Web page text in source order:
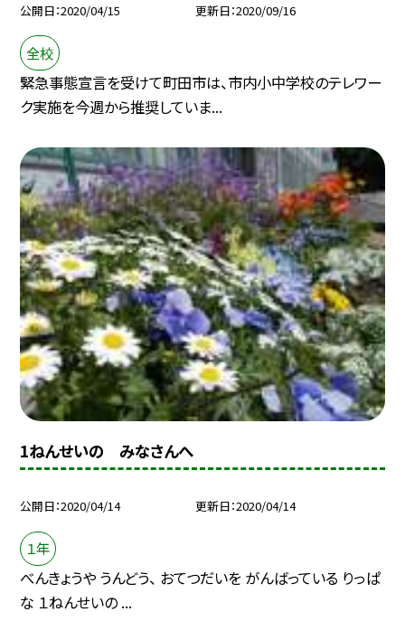
公開日 2020/04/15 更新日 2020/09/16
全校
緊急事態宣言を受けて町田市は、市内小中学校のテレワー
ク実施を今週から推奨していま...
1ねんせいの みなさんへ
公開日 2020/04/14 更新日 2020/04/14
１年
べんきょうや うんどう、 おてつだいを がんばっている りっぱ
な １ねんせいの ...